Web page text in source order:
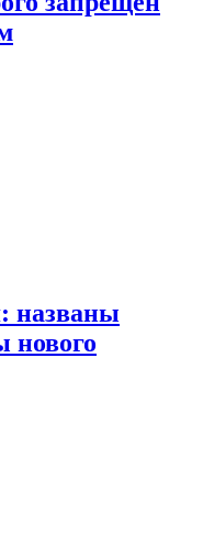
названы
нового